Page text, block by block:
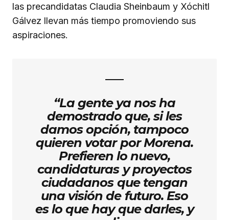
las precandidatas Claudia Sheinbaum y Xóchitl
Gálvez llevan más tiempo promoviendo sus
aspiraciones.
“La gente ya nos ha
demostrado que, si les
damos opción, tampoco
quieren votar por Morena.
Prefieren lo nuevo,
candidaturas y proyectos
ciudadanos que tengan
una visión de futuro. Eso
es lo que hay que darles, y